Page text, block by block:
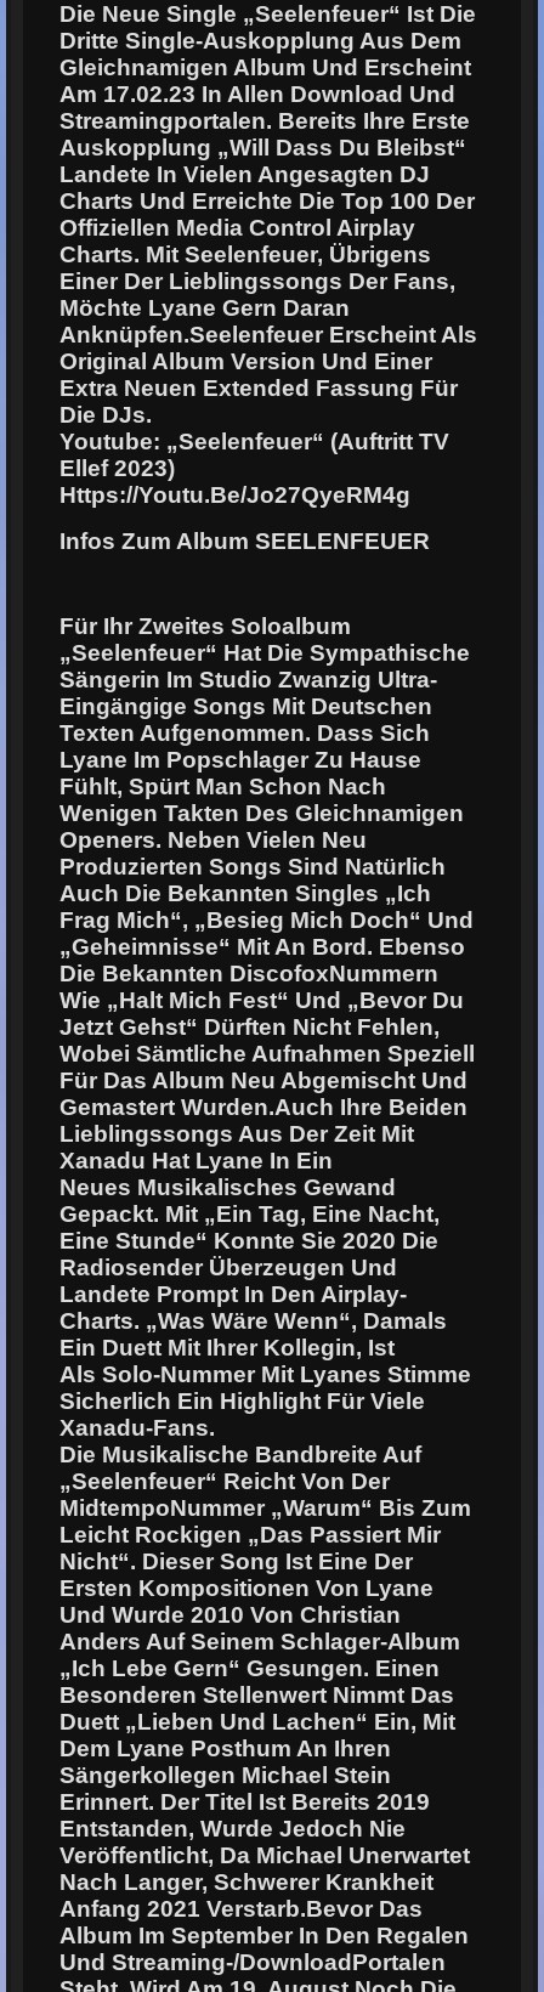
Die Neue Single „Seelenfeuer“ Ist Die
Dritte Single-Auskopplung Aus Dem
Gleichnamigen Album Und Erscheint
Am 17.02.23 In Allen Download Und
Streamingportalen. Bereits Ihre Erste
Auskopplung „Will Dass Du Bleibst“
Landete In Vielen Angesagten DJ
Charts Und Erreichte Die Top 100 Der
Offiziellen Media Control Airplay
Charts. Mit Seelenfeuer, Übrigens
Einer Der Lieblingssongs Der Fans,
Möchte Lyane Gern Daran
Anknüpfen.Seelenfeuer Erscheint Als
Original Album Version Und Einer
Extra Neuen Extended Fassung Für
Die DJs.
Youtube: „Seelenfeuer“ (Auftritt TV
Ellef 2023)
Https://youtu.be/jo27QyeRM4g
Infos Zum Album SEELENFEUER
Für Ihr Zweites Soloalbum
„Seelenfeuer“ Hat Die Sympathische
Sängerin Im Studio Zwanzig Ultra-
Eingängige Songs Mit Deutschen
Texten Aufgenommen. Dass Sich
Lyane Im Popschlager Zu Hause
Fühlt, Spürt Man Schon Nach
Wenigen Takten Des Gleichnamigen
Openers. Neben Vielen Neu
Produzierten Songs Sind Natürlich
Auch Die Bekannten Singles „Ich
Frag Mich“, „Besieg Mich Doch“ Und
„Geheimnisse“ Mit An Bord. Ebenso
Die Bekannten DiscofoxNummern
Wie „Halt Mich Fest“ Und „Bevor Du
Jetzt Gehst“ Dürften Nicht Fehlen,
Wobei Sämtliche Aufnahmen Speziell
Für Das Album Neu Abgemischt Und
Gemastert Wurden.Auch Ihre Beiden
Lieblingssongs Aus Der Zeit Mit
Xanadu Hat Lyane In Ein
Neues Musikalisches Gewand
Gepackt. Mit „Ein Tag, Eine Nacht,
Eine Stunde“ Konnte Sie 2020 Die
Radiosender Überzeugen Und
Landete Prompt In Den Airplay-
Charts. „Was Wäre Wenn“, Damals
Ein Duett Mit Ihrer Kollegin, Ist
Als Solo-Nummer Mit Lyanes Stimme
Sicherlich Ein Highlight Für Viele
Xanadu-Fans.
Die Musikalische Bandbreite Auf
„Seelenfeuer“ Reicht Von Der
MidtempoNummer „Warum“ Bis Zum
Leicht Rockigen „Das Passiert Mir
Nicht“. Dieser Song Ist Eine Der
Ersten Kompositionen Von Lyane
Und Wurde 2010 Von Christian
Anders Auf Seinem Schlager-Album
„Ich Lebe Gern“ Gesungen. Einen
Besonderen Stellenwert Nimmt Das
Duett „Lieben Und Lachen“ Ein, Mit
Dem Lyane Posthum An Ihren
Sängerkollegen Michael Stein
Erinnert. Der Titel Ist Bereits 2019
Entstanden, Wurde Jedoch Nie
Veröffentlicht, Da Michael Unerwartet
Nach Langer, Schwerer Krankheit
Anfang 2021 Verstarb.Bevor Das
Album Im September In Den Regalen
Und Streaming-/DownloadPortalen